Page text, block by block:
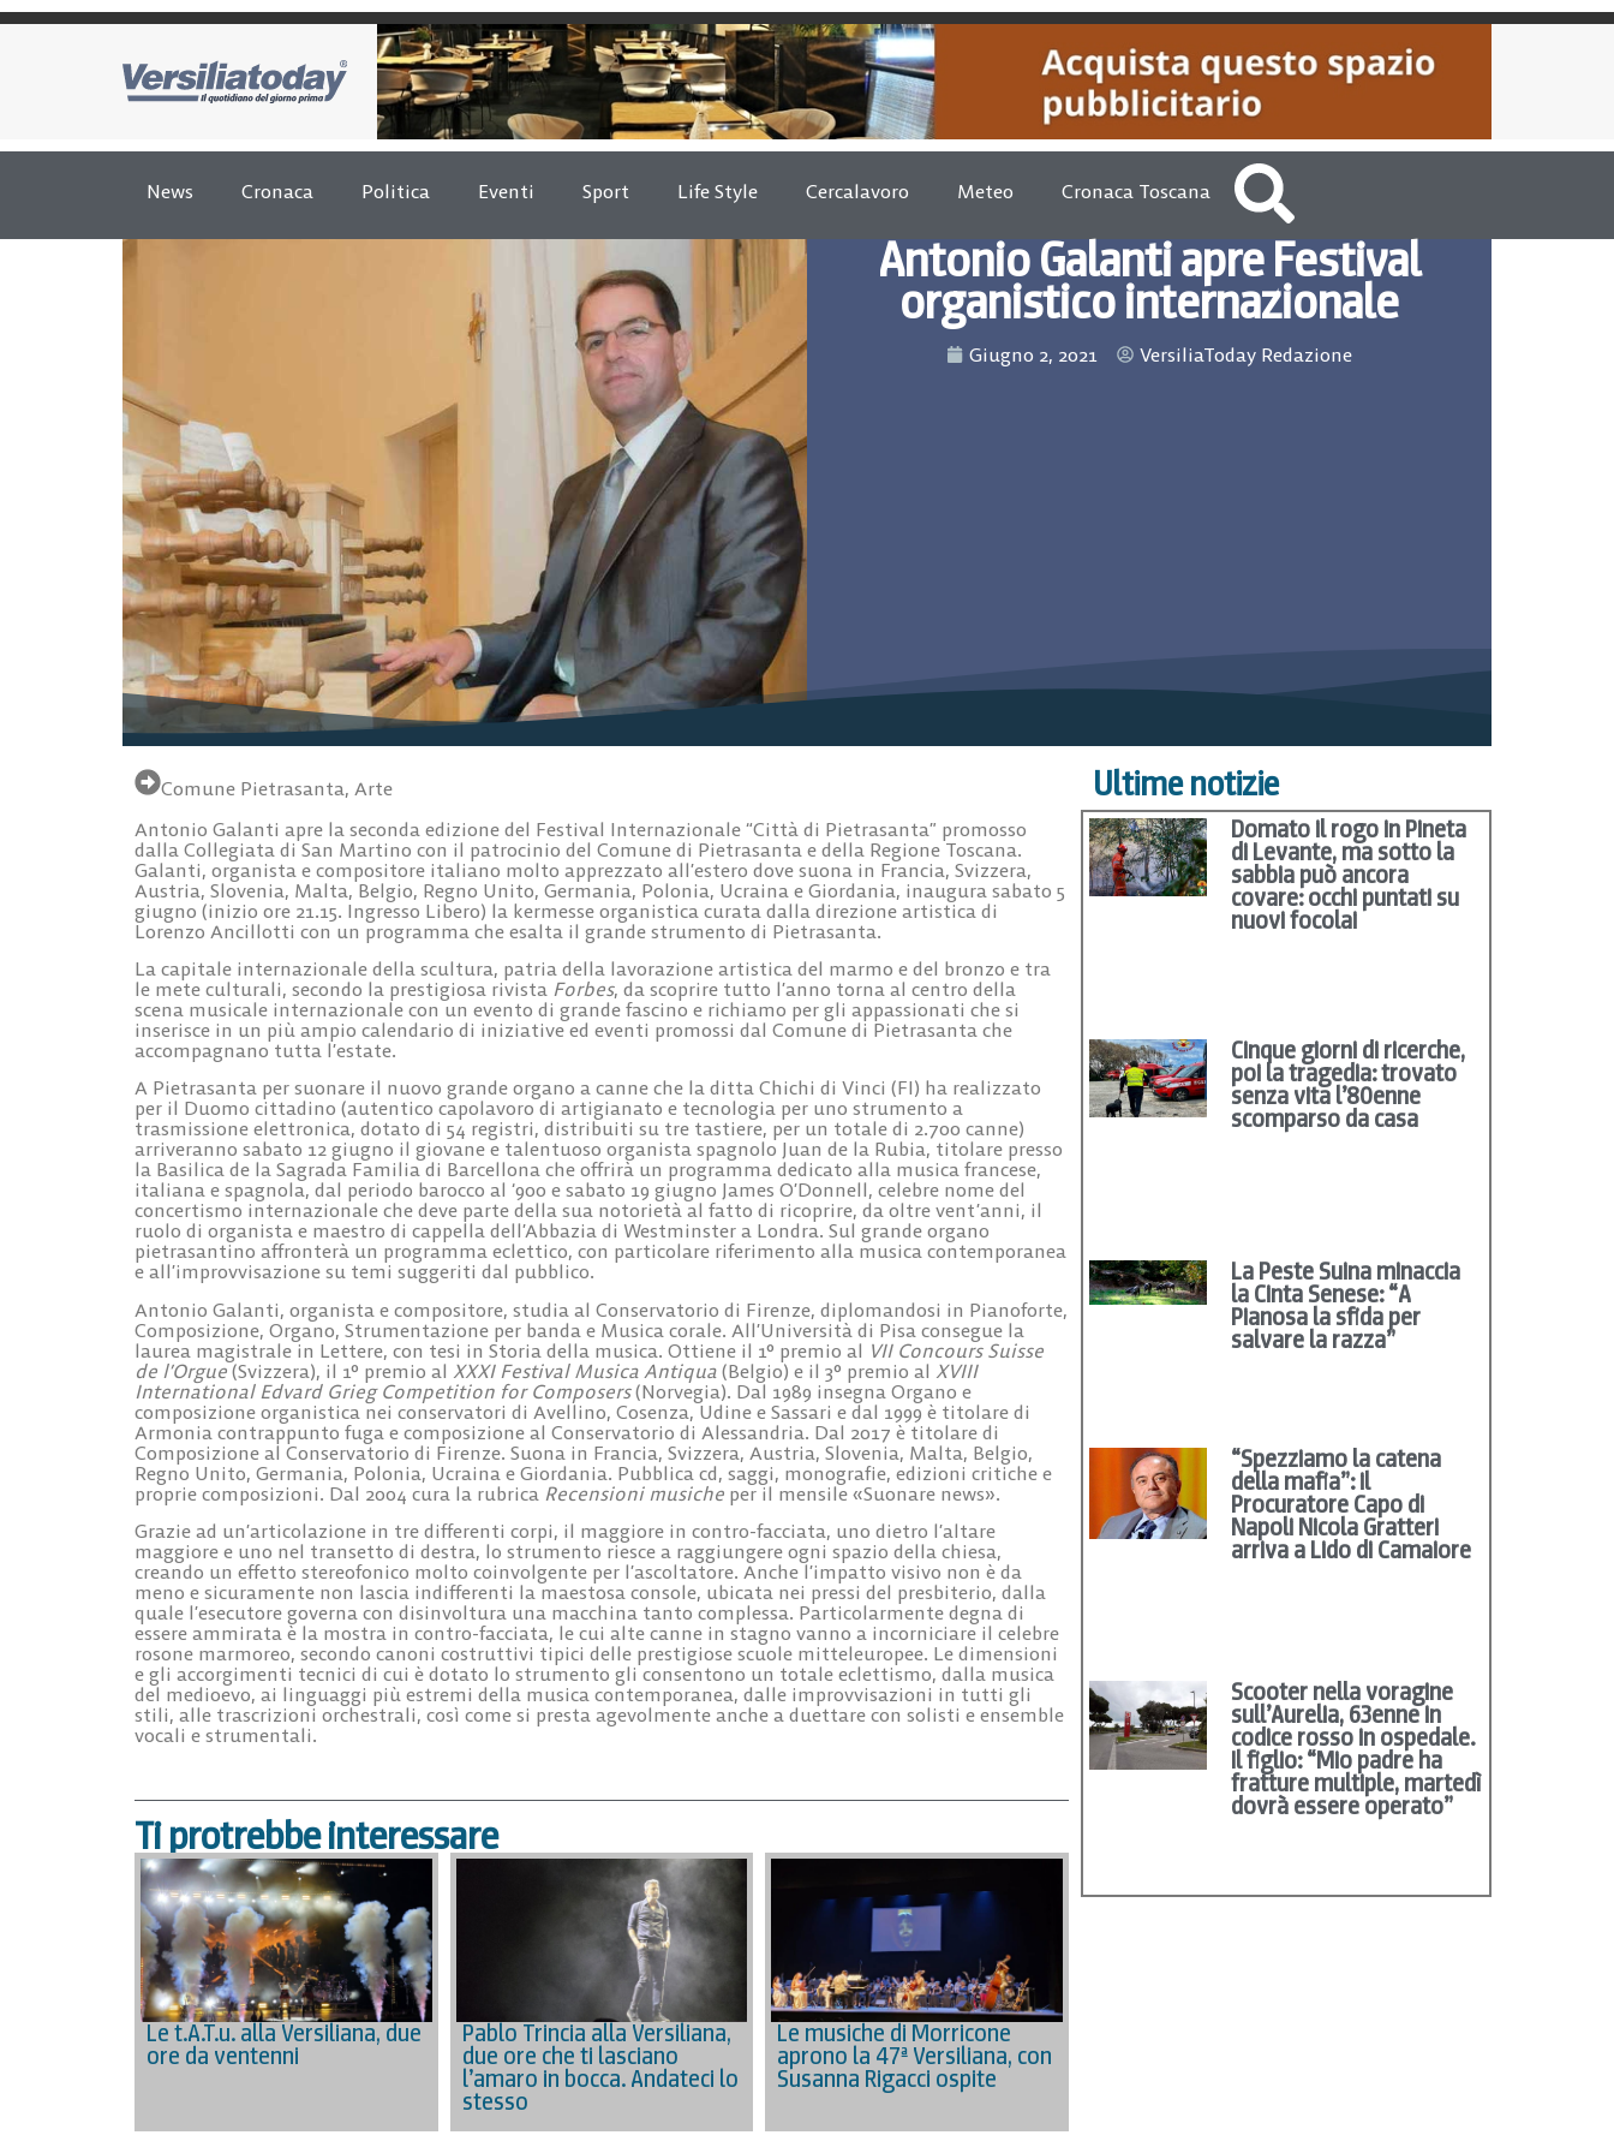
News Cronaca Politica Eventi Sport Life Style Cercalavoro Meteo Cronaca Toscana
Antonio Galanti apre Festival
organistico internazionale
Giugno 2, 2021 VersiliaToday Redazione
Comune Pietrasanta, Arte
Antonio Galanti apre la seconda edizione del Festival Internazionale “Città di Pietrasanta” promosso
dalla Collegiata di San Martino con il patrocinio del Comune di Pietrasanta e della Regione Toscana.
Galanti, organista e compositore italiano molto apprezzato all’estero dove suona in Francia, Svizzera,
Austria, Slovenia, Malta, Belgio, Regno Unito, Germania, Polonia, Ucraina e Giordania, inaugura sabato 5
giugno (inizio ore 21.15. Ingresso Libero) la kermesse organistica curata dalla direzione artistica di
Lorenzo Ancillotti con un programma che esalta il grande strumento di Pietrasanta.
La capitale internazionale della scultura, patria della lavorazione artistica del marmo e del bronzo e tra
le mete culturali, secondo la prestigiosa rivista Forbes, da scoprire tutto l’anno torna al centro della
scena musicale internazionale con un evento di grande fascino e richiamo per gli appassionati che si
inserisce in un più ampio calendario di iniziative ed eventi promossi dal Comune di Pietrasanta che
accompagnano tutta l’estate.
A Pietrasanta per suonare il nuovo grande organo a canne che la ditta Chichi di Vinci (FI) ha realizzato
per il Duomo cittadino (autentico capolavoro di artigianato e tecnologia per uno strumento a
trasmissione elettronica, dotato di 54 registri, distribuiti su tre tastiere, per un totale di 2.700 canne)
arriveranno sabato 12 giugno il giovane e talentuoso organista spagnolo Juan de la Rubia, titolare presso
la Basilica de la Sagrada Familia di Barcellona che offrirà un programma dedicato alla musica francese,
italiana e spagnola, dal periodo barocco al ‘900 e sabato 19 giugno James O’Donnell, celebre nome del
concertismo internazionale che deve parte della sua notorietà al fatto di ricoprire, da oltre vent’anni, il
ruolo di organista e maestro di cappella dell’Abbazia di Westminster a Londra. Sul grande organo
pietrasantino affronterà un programma eclettico, con particolare riferimento alla musica contemporanea
e all’improvvisazione su temi suggeriti dal pubblico.
Antonio Galanti, organista e compositore, studia al Conservatorio di Firenze, diplomandosi in Pianoforte,
Composizione, Organo, Strumentazione per banda e Musica corale. All’Università di Pisa consegue la
laurea magistrale in Lettere, con tesi in Storia della musica. Ottiene il 1° premio al VII Concours Suisse
de l’Orgue(Svizzera), il 1° premio al XXXI Festival Musica Antiqua (Belgio) e il 3° premio al XVIII
International Edvard Grieg Competition for Composers(Norvegia). Dal 1989 insegna Organo e
composizione organistica nei conservatori di Avellino, Cosenza, Udine e Sassari e dal 1999 è titolare di
Armonia contrappunto fuga e composizione al Conservatorio di Alessandria. Dal 2017 è titolare di
Composizione al Conservatorio di Firenze. Suona in Francia, Svizzera, Austria, Slovenia, Malta, Belgio,
Regno Unito, Germania, Polonia, Ucraina e Giordania. Pubblica cd, saggi, monografie, edizioni critiche e
proprie composizioni. Dal 2004 cura la rubrica Recensioni musiche per il mensile «Suonare news».
Grazie ad un’articolazione in tre differenti corpi, il maggiore in contro-facciata, uno dietro l’altare
maggiore e uno nel transetto di destra, lo strumento riesce a raggiungere ogni spazio della chiesa,
creando un effetto stereofonico molto coinvolgente per l’ascoltatore. Anche l’impatto visivo non è da
meno e sicuramente non lascia indifferenti la maestosa console, ubicata nei pressi del presbiterio, dalla
quale l’esecutore governa con disinvoltura una macchina tanto complessa. Particolarmente degna di
essere ammirata è la mostra in contro-facciata, le cui alte canne in stagno vanno a incorniciare il celebre
rosone marmoreo, secondo canoni costruttivi tipici delle prestigiose scuole mitteleuropee. Le dimensioni
e gli accorgimenti tecnici di cui è dotato lo strumento gli consentono un totale eclettismo, dalla musica
del medioevo, ai linguaggi più estremi della musica contemporanea, dalle improvvisazioni in tutti gli
stili, alle trascrizioni orchestrali, così come si presta agevolmente anche a duettare con solisti e ensemble
vocali e strumentali.
Ti protrebbe interessare
Le t.A.T.u. alla Versiliana, due
ore da ventenni
Pablo Trincia alla Versiliana,
due ore che ti lasciano
l’amaro in bocca. Andateci lo
stesso
Le musiche di Morricone
aprono la 47ª Versiliana, con
Susanna Rigacci ospite
Ultime notizie
Domato il rogo in Pineta
di Levante, ma sotto la
sabbia può ancora
covare: occhi puntati su
nuovi focolai
Cinque giorni di ricerche,
poi la tragedia: trovato
senza vita l’80enne
scomparso da casa
La Peste Suina minaccia
la Cinta Senese: “A
Pianosa la sfida per
salvare la razza”
“Spezziamo la catena
della mafia”: il
Procuratore Capo di
Napoli Nicola Gratteri
arriva a Lido di Camaiore
Scooter nella voragine
sull’Aurelia, 63enne in
codice rosso in ospedale.
Il figlio: “Mio padre ha
fratture multiple, martedì
dovrà essere operato”